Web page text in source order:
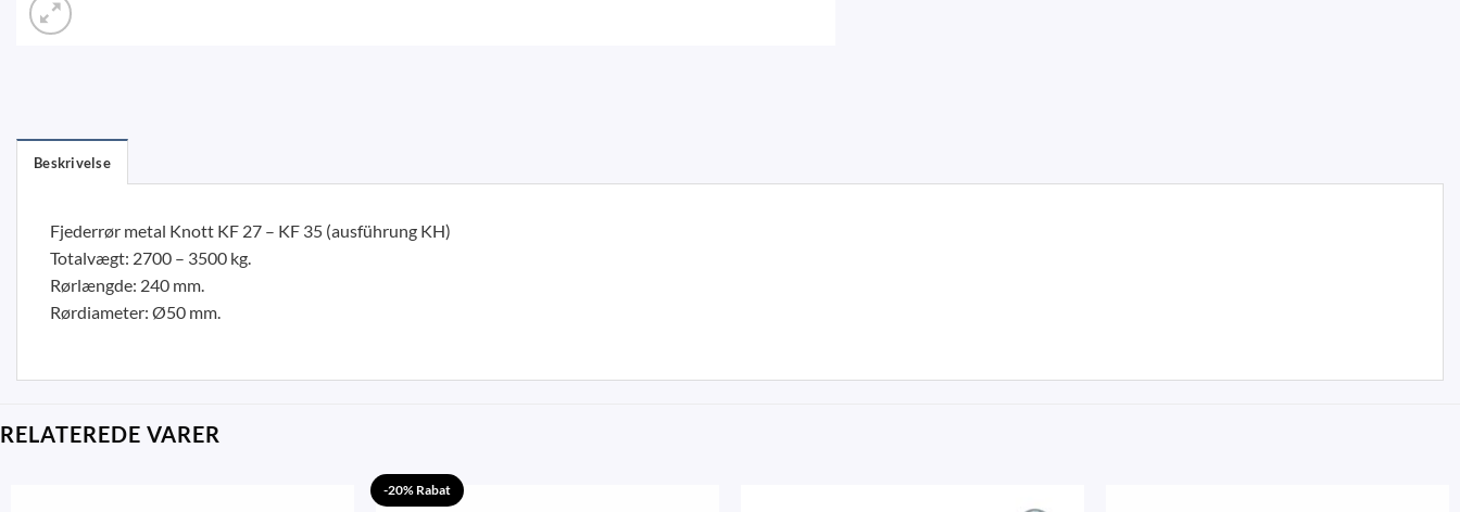
Beskrivelse
Fjederrør metal Knott KF 27 – KF 35 (ausführung KH)
Totalvægt: 2700 – 3500 kg.
Rørlængde: 240 mm.
Rørdiameter: Ø50 mm.
RELATEREDE VARER
-20% Rabat